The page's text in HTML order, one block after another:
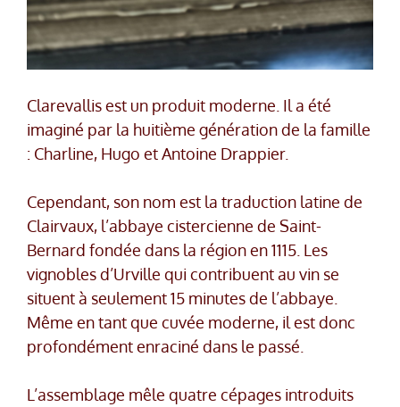
Clarevallis est un produit moderne. Il a été
imaginé par la huitième génération de la famille
: Charline, Hugo et Antoine Drappier.
Cependant, son nom est la traduction latine de
Clairvaux, l’abbaye cistercienne de Saint-
Bernard fondée dans la région en 1115. Les
vignobles d’Urville qui contribuent au vin se
situent à seulement 15 minutes de l’abbaye.
Même en tant que cuvée moderne, il est donc
profondément enraciné dans le passé.
L’assemblage mêle quatre cépages introduits